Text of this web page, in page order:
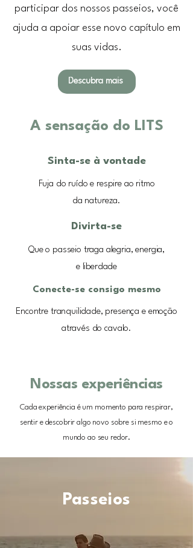
participar dos nossos passeios, você
ajuda a apoiar esse novo capítulo em
suas vidas.
Descubra mais
A sensação do LITS
Sinta-se à vontade
Fuja do ruído e respire ao ritmo
da natureza.
Divirta-se
Que o passeio traga alegria, energia,
e liberdade
Conecte-se consigo mesmo
Encontre tranquilidade, presença e emoção
através do cavalo.
Nossas experiências
Cada experiência é um momento para respirar,
sentir e descobrir algo novo sobre si mesmo e o
mundo ao seu redor.
Passeios